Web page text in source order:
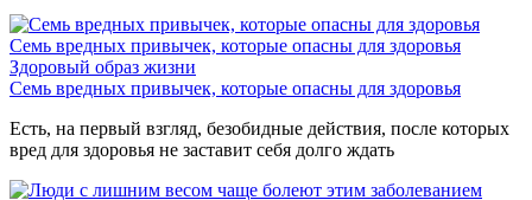
Семь вредных привычек, которые опасны для здоровья
Здоровый образ жизни
Семь вредных привычек, которые опасны для здоровья
Есть, на первый взгляд, безобидные действия, после которых
вред для здоровья не заставит себя долго ждать